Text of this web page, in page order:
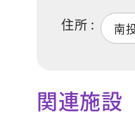
住所 : 南
関連施設